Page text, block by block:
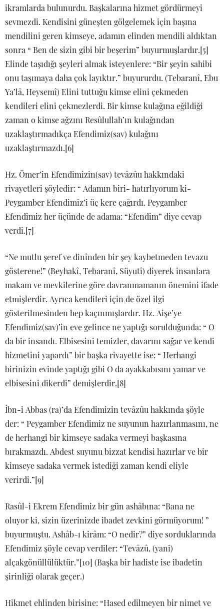
ikramlarda bulunurdu. Başkalarına hizmet gördürmeyi
sevmezdi. Kendisini güneşten gölgelemek için başına
mendilini geren kimseye, adamın elinden mendili aldıktan
sonra “ Ben de sizin gibi bir beşerim” buyurmuşlardır.[5]
Elinde taşıdığı şeyleri almak isteyenlere: “Bir şeyin sahibi
onu taşımaya daha çok layıktır.” buyururdu. (Tebaranî, Ebu
Ya’lâ, Heysemî) Elini tuttuğu kimse elini çekmeden
kendileri elini çekmezlerdi. Bir kimse kulağına eğildiği
zaman o kimse ağzını Resûlullah’ın kulağından
uzaklaştırmadıkça Efendimiz(sav) kulağını
uzaklaştırmazdı.[6]
Hz. Ömer’in Efendimizin(sav) tevâzûu hakkındaki
rivayetleri şöyledir: “ Adamın biri- hatırlıyorum ki-
Peygamber Efendimiz’i üç kere çağırdı. Peygamber
Efendimiz her üçünde de adama: “Efendim” diye cevap
verdi.[7]
“Ne mutlu şeref ve dinînden bir şey kaybetmeden tevazu
gösterene!” (Beyhakî, Tebaranî, Süyutî) diyerek insanlara
makam ve mevkilerine göre davranmamanın önemini ifade
etmişlerdir. Ayrıca kendileri için de özel ilgi
gösterilmesinden hep kaçınmışlardır. Hz. Aişe’ye
Efendimiz(sav)’in eve gelince ne yaptığı sorulduğunda: “ O
da bir insandı. Elbisesini temizler, davarını sağar ve kendi
hizmetini yapardı” bir başka rivayette ise: “ Herhangi
birinizin evinde yaptığı gibi O da ayakkabısını yamar ve
elbisesini dikerdi” demişlerdir.[8]
İbn-i Abbas (ra)’da Efendimizin tevâzûu hakkında şöyle
der: “ Peygamber Efendimiz ne suyunun hazırlanmasını, ne
de herhangi bir kimseye sadaka vermeyi başkasına
bırakmazdı. Abdest suyunu bizzat kendisi hazırlar ve bir
kimseye sadaka vermek istediği zaman kendi eliyle
verirdi.”[9]
Rasûl-i Ekrem Efendimiz bir gün ashâbına: “Bana ne
oluyor ki, sizin üzerinizde ibadet zevkini görmüyorum! ”
buyurmuştu. Ashâb-ı kirâm: “O nedir?” diye sorduklarında
Efendimiz şöyle cevap verdiler: “Tevâzû, (yani)
alçakgönüllülüktür.”[10] (Başka bir hadiste ise ibadetin
şirinliği olarak geçer.)
Hikmet ehlinden birisine: “Hased edilmeyen bir nimet ve